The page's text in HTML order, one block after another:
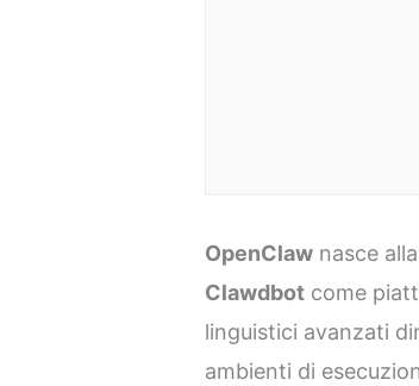
OpenClaw nasce
Clawdbot come
linguistici avanzati
ambienti di